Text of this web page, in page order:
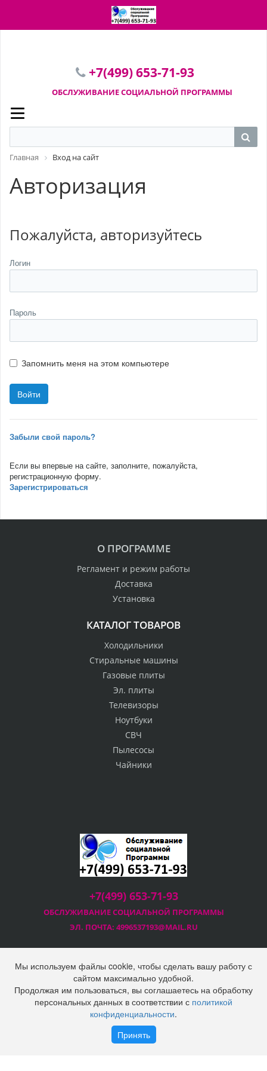
ПЕРЕЙТИ В КОРЗИНУ
+7(499) 653-71-93
ОБСЛУЖИВАНИЕ СОЦИАЛЬНОЙ ПРОГРАММЫ
Главная Вход на сайт
Авторизация
Пожалуйста, авторизуйтесь
Логин
Пароль
Запомнить меня на этом компьютере
Забыли свой пароль?
Если вы впервые на сайте, заполните, пожалуйста,
регистрационную форму.
Зарегистрироваться
О ПРОГРАММЕ
Регламент и режим работы
Доставка
Установка
КАТАЛОГ ТОВАРОВ
Холодильники
Стиральные машины
Газовые плиты
Эл. плиты
Телевизоры
Ноутбуки
СВЧ
Пылесосы
Чайники
+7(499) 653-71-93
ОБСЛУЖИВАНИЕ СОЦИАЛЬНОЙ ПРОГРАММЫ
ЭЛ. ПОЧТА: 4996537193@MAIL.RU
2025 © Социальная программа Правительства Москвы
ООО "Технопром"
Политика конфиденциальности
Наверх
на сумму0 руб.
Мы используем файлы cookie, чтобы сделать вашу работу с
сайтом максимально удобной.
Продолжая им пользоваться, вы соглашаетесь на обработку
персональных данных в соответствии с политикой
конфиденциальности.
Принять